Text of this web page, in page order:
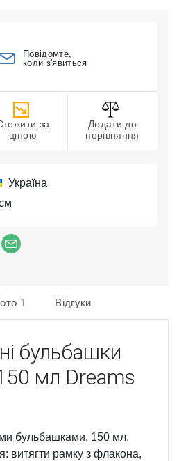
Повідомте,
коли з'явиться
за
ціною
Додати до
порівняння
Україна
1 Відгуки
бульбашки
мл Dreams
бульбашками. 150 мл.
витягти рамку з флакона,